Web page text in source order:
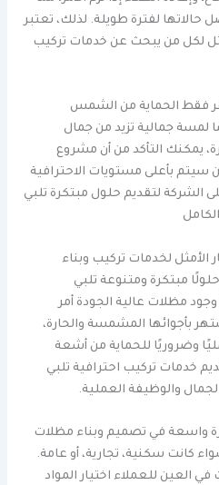
لفترة طويلة. لذلك، تعتبر
لكل من يبحث عن خدمات تركيب
فقط الحماية من الشمس
لمسة جمالية تزيد من جمال
يمكنك التأكد من أن مشروع
سيتم بأعلى مستويات الاحترافية
الشركة لتقديم حلول مبتكرة تلبي
الأمثل لخدمات تركيب وبناء
مبتكرة ومتنوعة تلبي
مظلات عالية الجودة أمر
بأجوائها المشمسة والحارة،
وضروريًا للحماية من أشعة
خدمات تركيب احترافية تلبي
والوظيفة العملية.
واسعة في تصميم وبناء مظلات
كانت سكنية، تجارية، أو عامة.
العين للعملاء اختيار المواد